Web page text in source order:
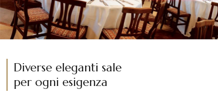
Diverse eleganti sale
per ogni esigenza